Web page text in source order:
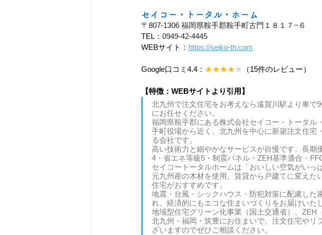
セイコー・トータル・ホーム
〒807-1306 福岡県鞍手郡鞍手町古門１８１７−６
TEL： 0949-42-4445
WEBサイト： https://seiko-th.com
Google口コミ4.4： ★★★★★ （15件のレビュー）
【特徴：WEBサイトより引用】
北九州で注文住宅をお考えなら遠賀川駅より車で
にお任せください。
福岡県鞍手郡にある株式会社セイコー・トータル
手町役場から近く、北九州を中心に新築注文住
る会社です。
高い技術力と細やかなサービスが自慢です。長期
4・省エネ等級5・制震パネル・ZEH基準適合・
セイコートータルホームは「おいしい空気がい
元九州産の木材を使用。賃貸から戸建てに変え
住宅がおすすめです。
地震・台風・シックハウス・防犯対策に配慮し
れ、経済的にもエコな住まいづくりをお届けいた
地域型住宅グリーン化事業（国土交通省）、ZEH
北九州・福岡・筑豊にお住まいで、注文住宅や
ざいますのでぜひご相談ください。